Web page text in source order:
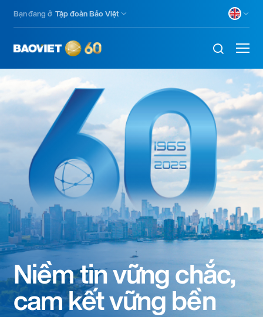
dung
Bạn đang ở Tập đoàn Bảo Việt
Niềm tin vững chắc,
cam kết vững bền